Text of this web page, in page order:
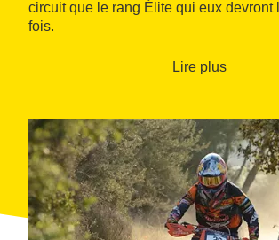
circuit que le rang Élite qui eux devront
fois.
Lire plus